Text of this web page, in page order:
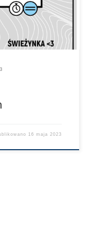
dać wszystkim
16 maja 2023